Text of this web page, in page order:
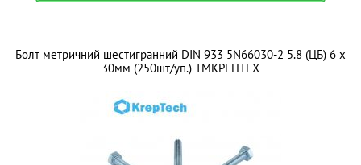
Болт метричний шестигранний DIN 933 5N66030-2 5.8 (ЦБ) 6 х
30мм (250шт/уп.) ТМКРЕПТЕХ